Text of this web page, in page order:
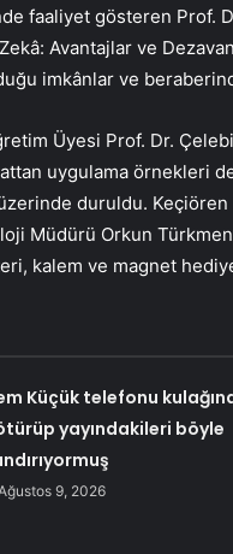
faaliyet gösteren Prof.
Avantajlar ve
imkânlar ve
Üyesi Prof. Dr.
uygulama örnekleri
duruldu. Keçiören
Müdürü Orkun
kalem ve magnet
Küçük telefonu
yayındakileri böyle
9, 2026